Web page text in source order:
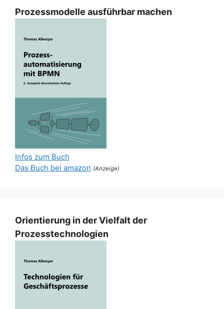
Prozessmodelle ausführbar machen
Infos zum Buch
Das Buch bei amazon (Anzeige)
Orientierung in der Vielfalt der
Prozesstechnologien